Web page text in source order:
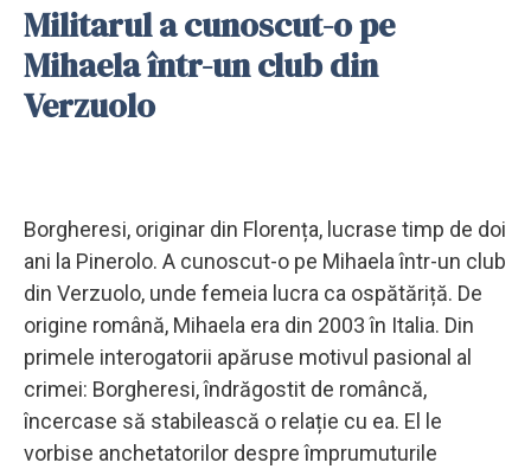
Militarul a cunoscut-o pe
Mihaela într-un club din
Verzuolo
Borgheresi, originar din Florența, lucrase timp de doi
ani la Pinerolo. A cunoscut-o pe Mihaela într-un club
din Verzuolo, unde femeia lucra ca ospătăriță. De
origine română, Mihaela era din 2003 în Italia. Din
primele interogatorii apăruse motivul pasional al
crimei: Borgheresi, îndrăgostit de româncă,
încercase să stabilească o relație cu ea. El le
vorbise anchetatorilor despre împrumuturile